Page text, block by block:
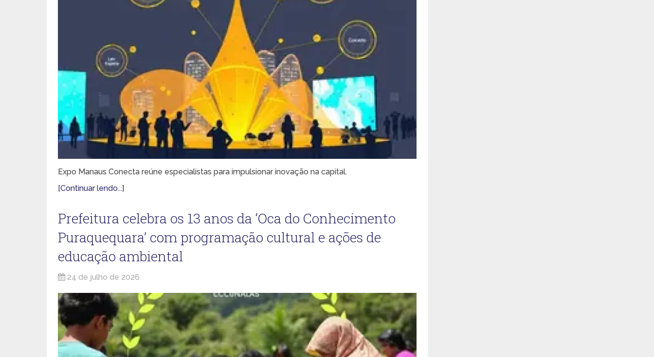
Expo Manaus Conecta reúne especialistas para impulsionar inovação na capital.
[Continuar lendo...]
Prefeitura celebra os 13 anos da ‘Oca do Conhecimento
Puraquequara’ com programação cultural e ações de
educação ambiental
24 de julho de 2026